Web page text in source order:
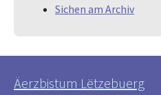
Sichen am Archiv
Äerzbistum Lëtzebuerg